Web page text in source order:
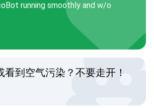
running smoothly and w/o
看到空气污染？不要走开！